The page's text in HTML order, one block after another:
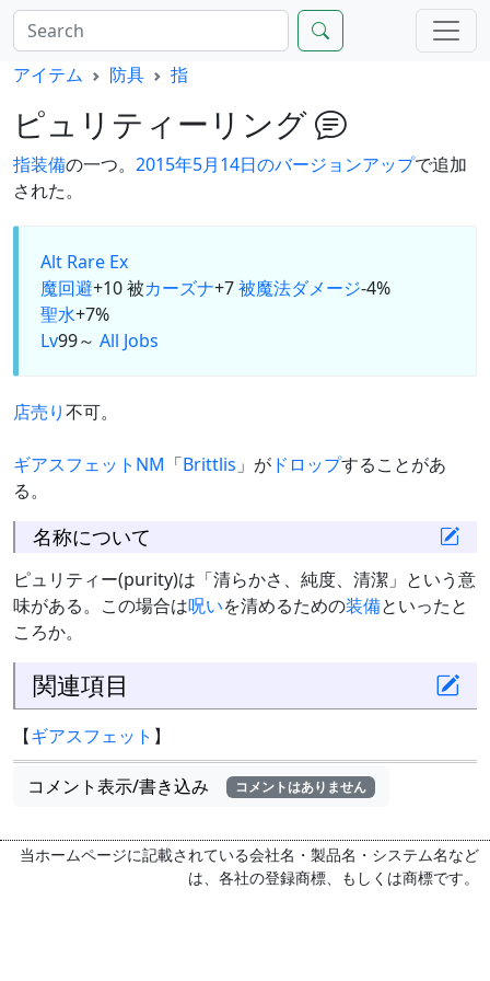
アイテム 防具 指
ピュリティーリング
指装備の一つ。 2015年5月14日のバージョンアップで追加
された。
Alt Rare Ex
魔回避+10 被カーズナ+7被魔法ダメージ-4%
聖水+7%
Lv99～ All Jobs
店売り不可。
ギアスフェットNM 「Brittlis 」が ドロップすることがあ
る。
名称について
ピュリティー(purity)は「清らかさ、純度、清潔」という意
味がある。この場合は呪いを清めるための装備といったと
ころか。
関連項目
【ギアスフェット 】
コメント表示/書き込み コメントはありません
当ホームページに記載されている会社名・製品名・システム名など
は、各社の登録商標、もしくは商標です。